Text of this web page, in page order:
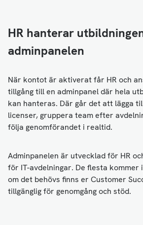
HR hanterar
adminpanelen
När kontot är aktiverat får HR och
tillgång till en adminpanel där hela
kan hanteras. Där går det att lägga
licenser, gruppera team efter
följa genomförandet i realtid.
Adminpanelen är utvecklad för HR
för IT-avdelningar. De flesta kommer
om det behövs finns er Customer
tillgänglig för genomgång och stöd.